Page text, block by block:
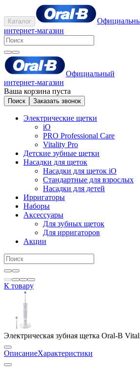
Каталог
интернет-магазин
Официальный
интернет-магазин
Ваша корзина пуста
Поиск Заказать звонок
Электрические щетки
iO
PRO Professional Care
Vitality Pro
Детские зубные щетки
Насадки для щеток
Насадки для щеток iO
Стандартные для взрослых
Насадки для детей
Ирригаторы
Наборы
Аксессуары
Для зубных щеток
Для ирригаторов
Акции
К товару
Электрическая зубная щетка Oral-B
ОписаниеХарактеристики